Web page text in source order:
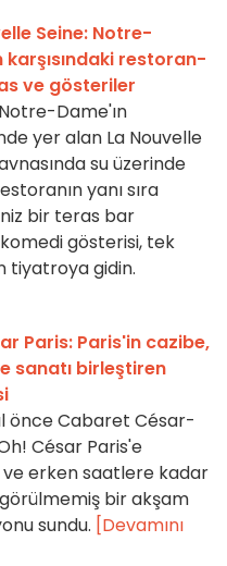
Seine: Notre-
karşısındaki restoran-
ve gösteriler
Dame'ın
yer alan La Nouvelle
su üzerinde
yanı sıra
bir teras bar
gösterisi, tek
tiyatroya gidin.
Paris: Paris'in cazibe,
sanatı birleştiren
önce Cabaret César-
César Paris'e
erken saatlere kadar
bir akşam
sundu. [Devamını